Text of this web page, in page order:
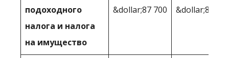
подоходного
налога и налога
на имущество
&dollar;87 700